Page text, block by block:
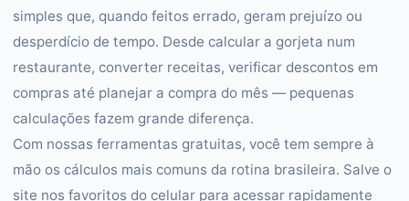
simples que, quando feitos errado, geram prejuízo ou
desperdício de tempo. Desde calcular a gorjeta num
restaurante, converter receitas, verificar descontos em
compras até planejar a compra do mês — pequenas
calculações fazem grande diferença.
Com nossas ferramentas gratuitas, você tem sempre à
mão os cálculos mais comuns da rotina brasileira. Salve o
site nos favoritos do celular para acessar rapidamente